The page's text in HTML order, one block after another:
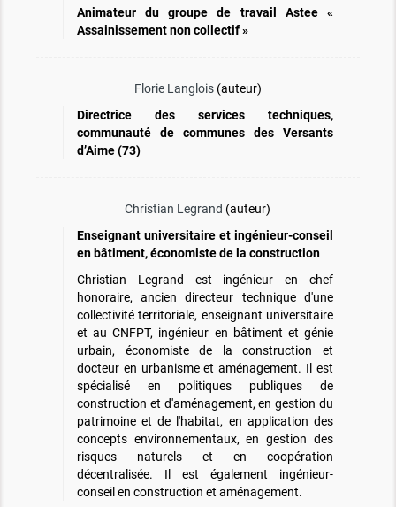
Animateur du groupe de travail Astee «
Assainissement non collectif »
Florie Langlois(auteur)
Directrice des services techniques,
communauté de communes des Versants
d’Aime (73)
Christian Legrand (auteur)
Enseignant universitaire et ingénieur-conseil
en bâtiment, économiste de la construction
Christian Legrand est ingénieur en chef
honoraire, ancien directeur technique d'une
collectivité territoriale, enseignant universitaire
et au CNFPT, ingénieur en bâtiment et génie
urbain, économiste de la construction et
docteur en urbanisme et aménagement. Il est
spécialisé en politiques publiques de
construction et d'aménagement, en gestion du
patrimoine et de l'habitat, en application des
concepts environnementaux, en gestion des
risques naturels et en coopération
décentralisée. Il est également ingénieur-
conseil en construction et aménagement.